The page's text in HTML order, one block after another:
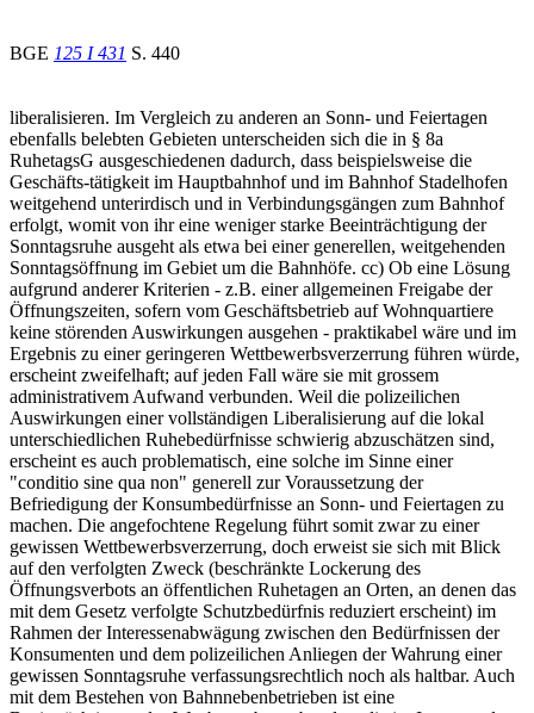
BGE 125 I 431 S. 440
liberalisieren. Im Vergleich zu anderen an Sonn- und Feiertagen
ebenfalls belebten Gebieten unterscheiden sich die in § 8a
RuhetagsG ausgeschiedenen dadurch, dass beispielsweise die
Geschäfts-tätigkeit im Hauptbahnhof und im Bahnhof Stadelhofen
weitgehend unterirdisch und in Verbindungsgängen zum Bahnhof
erfolgt, womit von ihr eine weniger starke Beeinträchtigung der
Sonntagsruhe ausgeht als etwa bei einer generellen, weitgehenden
Sonntagsöffnung im Gebiet um die Bahnhöfe. cc) Ob eine Lösung
aufgrund anderer Kriterien - z.B. einer allgemeinen Freigabe der
Öffnungszeiten, sofern vom Geschäftsbetrieb auf Wohnquartiere
keine störenden Auswirkungen ausgehen - praktikabel wäre und im
Ergebnis zu einer geringeren Wettbewerbsverzerrung führen würde,
erscheint zweifelhaft; auf jeden Fall wäre sie mit grossem
administrativem Aufwand verbunden. Weil die polizeilichen
Auswirkungen einer vollständigen Liberalisierung auf die lokal
unterschiedlichen Ruhebedürfnisse schwierig abzuschätzen sind,
erscheint es auch problematisch, eine solche im Sinne einer
"conditio sine qua non" generell zur Voraussetzung der
Befriedigung der Konsumbedürfnisse an Sonn- und Feiertagen zu
machen. Die angefochtene Regelung führt somit zwar zu einer
gewissen Wettbewerbsverzerrung, doch erweist sie sich mit Blick
auf den verfolgten Zweck (beschränkte Lockerung des
Öffnungsverbots an öffentlichen Ruhetagen an Orten, an denen das
mit dem Gesetz verfolgte Schutzbedürfnis reduziert erscheint) im
Rahmen der Interessenabwägung zwischen den Bedürfnissen der
Konsumenten und dem polizeilichen Anliegen der Wahrung einer
gewissen Sonntagsruhe verfassungsrechtlich noch als haltbar. Auch
mit dem Bestehen von Bahnnebenbetrieben ist eine